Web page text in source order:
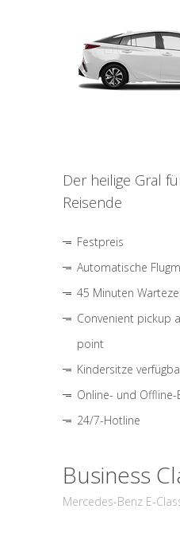
Der heilige Gral
Reisende
Festpreis
Automatische
45 Minuten
Convenient pickup
point
Kindersitze
Online- und Offline-
24/7-Hotline
Business
Mercedes-Benz E-